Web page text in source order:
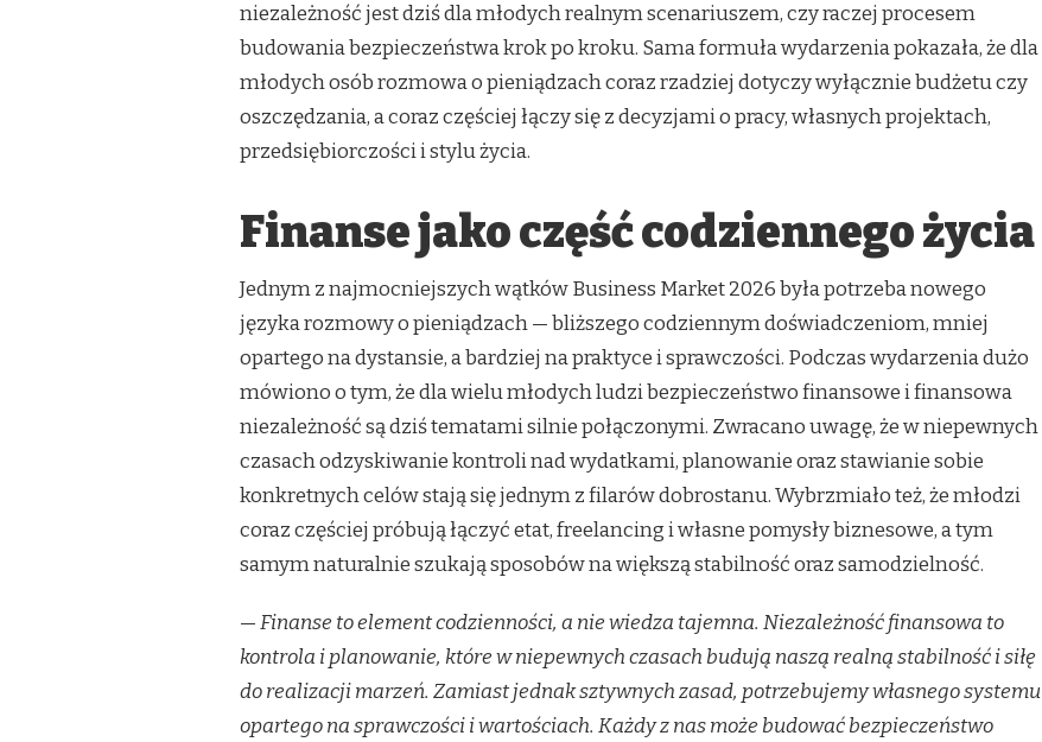
NIEZALEŻNOŚCI,
PRZEDSIĘBIORCZOŚCI
BUDOWANIU
WŁASNEJ
niezależność jest dziś dla młodych realnym scenariuszem, czy raczej procesem
budowania bezpieczeństwa krok po kroku. Sama formuła wydarzenia pokazała, że dla
młodych osób rozmowa o pieniądzach coraz rzadziej dotyczy wyłącznie budżetu czy
oszczędzania, a coraz częściej łączy się z decyzjami o pracy, własnych projektach,
przedsiębiorczości i stylu życia.
Finanse jako część codziennego życia
Jednym z najmocniejszych wątków Business Market 2026 była potrzeba nowego
języka rozmowy o pieniądzach — bliższego codziennym doświadczeniom, mniej
opartego na dystansie, a bardziej na praktyce i sprawczości. Podczas wydarzenia dużo
mówiono o tym, że dla wielu młodych ludzi bezpieczeństwo finansowe i finansowa
niezależność są dziś tematami silnie połączonymi. Zwracano uwagę, że w niepewnych
czasach odzyskiwanie kontroli nad wydatkami, planowanie oraz stawianie sobie
konkretnych celów stają się jednym z filarów dobrostanu. Wybrzmiało też, że młodzi
coraz częściej próbują łączyć etat, freelancing i własne pomysły biznesowe, a tym
samym naturalnie szukają sposobów na większą stabilność oraz samodzielność.
—Finanse to element codzienności, a nie wiedza tajemna. Niezależność finansowa to
kontrola i planowanie, które w niepewnych czasach budują naszą realną stabilność i siłę
do realizacji marzeń. Zamiast jednak sztywnych zasad, potrzebujemy własnego systemu
opartego na sprawczości i wartościach. Każdy z nas może budować bezpieczeństwo